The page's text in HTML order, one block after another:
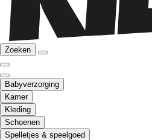
Zoeken
Babyverzorging
Kamer
Kleding
Schoenen
Spelletjes & speelgoed